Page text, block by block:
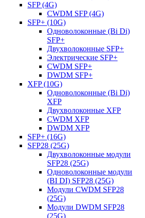
SFP (4G)
CWDM SFP (4G)
SFP+ (10G)
Одноволоконные (Bi Di)
SFP+
Двухволоконные SFP+
Электрические SFP+
CWDM SFP+
DWDM SFP+
XFP (10G)
Одноволоконные (Bi Di)
XFP
Двухволоконные XFP
CWDM XFP
DWDM XFP
SFP+ (16G)
SFP28 (25G)
Двухволоконные модули
SFP28 (25G)
Одноволоконные модули
(BI DI) SFP28 (25G)
Модули CWDM SFP28
(25G)
Модули DWDM SFP28
(25G)